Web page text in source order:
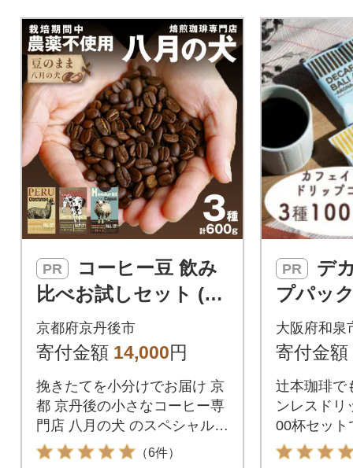
PR
比べお試しセット (20
0gx3種) 自家焙煎珈琲
豆 【栽培期間中農薬
京都府京丹後市
寄付金額 14,000円
挽きたてを小分けでお届け 京
都 京丹後の小さなコーヒー専
門店 八月の犬 のスペシャルテ
ィコーヒー豆
（6件）
PR
プパッ
コーヒ
おすす
大阪府和泉
寄付金額
辻本珈琲で
ンレスドリ
00杯セット